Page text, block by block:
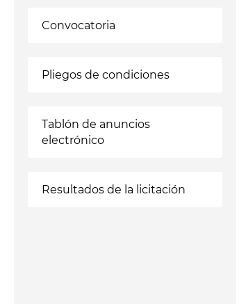
Convocatoria
Pliegos de condiciones
Tablón de anuncios
electrónico
Resultados de la licitación